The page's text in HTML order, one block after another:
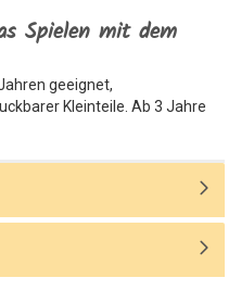
Spielen mit dem
geeignet,
Kleinteile. Ab 3 Jahre